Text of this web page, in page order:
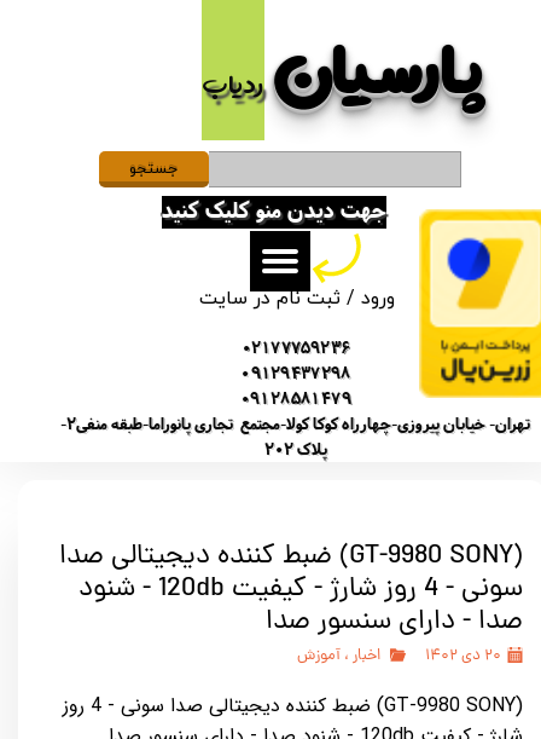
پارسیان​​​​​​​ردیاب
ورود /ثبت نام در سایت
حساب کاربری من
تغییر گذر واژه
سفارشات
خروج از حساب کاربری
02177759236
09129437298
09128581479
تهران- خیابان پیروزی-چهارراه کوکا کولا-مجتمع تجاری پانوراما-طبقه منفی2-
پلاک 202
جهت دیدن منو کلیک کنید
جستجو
(GT-9980 SONY) ضبط کننده دیجیتالی صدا
سونی - 4 روز شارژ - کیفیت 120db - شنود
صدا - دارای سنسور صدا
۲۰ دی ۱۴۰۲ اخبار ، آموزش
(GT-9980 SONY) ضبط کننده دیجیتالی صدا سونی - 4 روز